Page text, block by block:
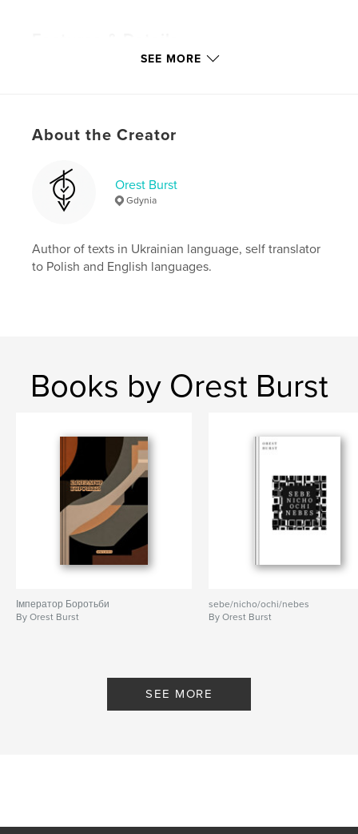
Poetry
Publish Date:Dec 01, 2025
Keywords
lullaby children book
SEE MORE
About the Creator
Orest Burst
Gdynia
Author of texts in Ukrainian language, self translator
to Polish and English languages.
Books by Orest Burst
Імператор Боротьби
By Orest Burst
sebe/nicho/ochi/nebes
By Orest Burst
SEE MORE